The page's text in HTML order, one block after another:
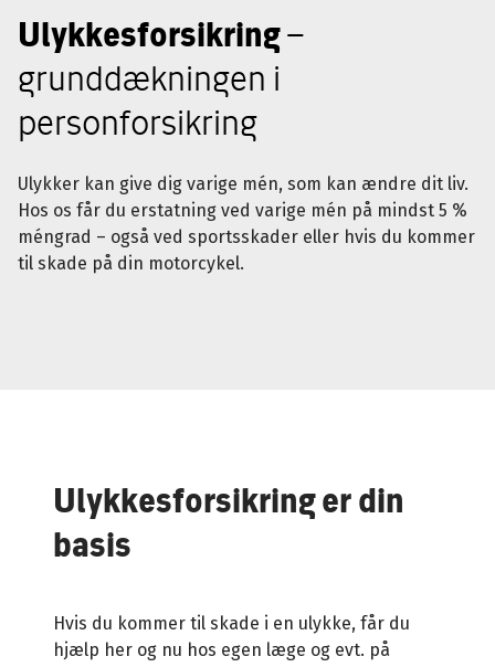
Ulykkesforsikring–
grunddækningen i
personforsikring
Ulykker kan give dig varige mén, som kan ændre dit liv.
Hos os får du erstatning ved varige mén på mindst 5 %
méngrad – også ved sportsskader eller hvis du kommer
til skade på din motorcykel.
Ulykkesforsikring er din
basis
Hvis du kommer til skade i en ulykke, får du
hjælp her og nu hos egen læge og evt. på